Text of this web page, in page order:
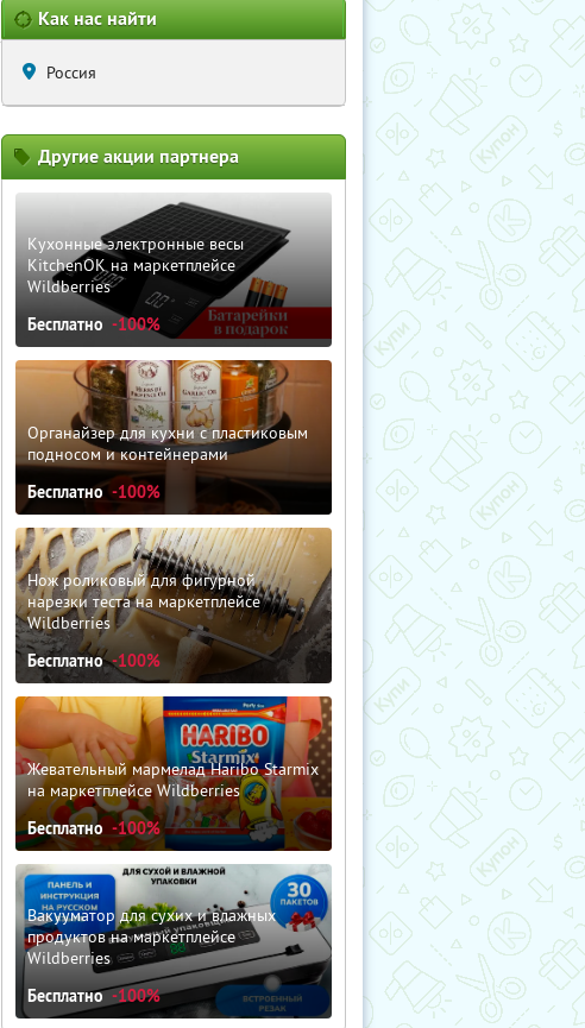
Как нас найти
Россия
Другие акции партнера
Кухонные электронные весы
KitchenOK на маркетплейсе
Wildberries
Бесплатно -100%
Органайзер для кухни с пластиковым
подносом и контейнерами
Бесплатно -100%
Нож роликовый для фигурной
нарезки теста на маркетплейсе
Wildberries
Бесплатно -100%
Жевательный мармелад Haribo Starmix
на маркетплейсе Wildberries
Бесплатно -100%
Вакууматор для сухих и влажных
продуктов на маркетплейсе
Wildberries
Бесплатно -100%